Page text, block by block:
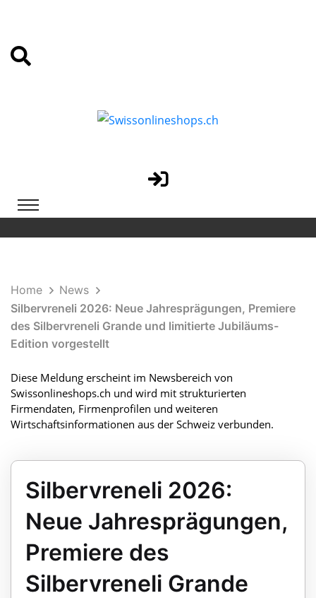
Home
News
Silbervreneli 2026: Neue Jahresprägungen, Premiere
des Silbervreneli Grande und limitierte Jubiläums-
Edition vorgestellt
Diese Meldung erscheint im Newsbereich von
Swissonlineshops.ch und wird mit strukturierten
Firmendaten, Firmenprofilen und weiteren
Wirtschaftsinformationen aus der Schweiz verbunden.
Silbervreneli 2026:
Neue Jahresprägungen,
Premiere des
Silbervreneli Grande